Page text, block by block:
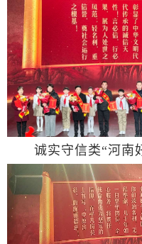
诚实守信类“河南